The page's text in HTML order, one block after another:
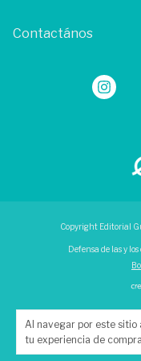
Al navegar por este sitio
tu experiencia de
Contactános
Copyright Editorial
Defensa de las y